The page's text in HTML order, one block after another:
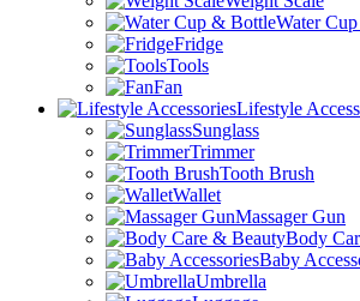
Water
Fridge
Tools
Fan
Lifestyle
Sunglass
Trimmer
Tooth Brush
Wallet
Massager Gun
Body
Baby
Umbrella